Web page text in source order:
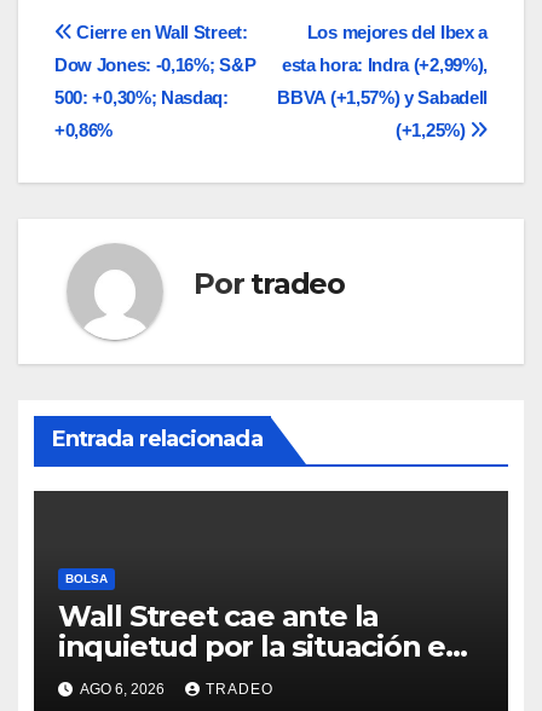
Navegación
de
entradas
Los mejores del Ibex a
esta hora: Indra (+2,99%),
BBVA (+1,57%) y Sabadell
(+1,25%)
Cierre en Wall Street:
Dow Jones: -0,16%; S&P
500: +0,30%; Nasdaq:
+0,86%
Por tradeo
Entrada relacionada
BOLSA
Wall Street cae ante la
inquietud por la situación en
Ormuz
AGO 6, 2026 TRADEO